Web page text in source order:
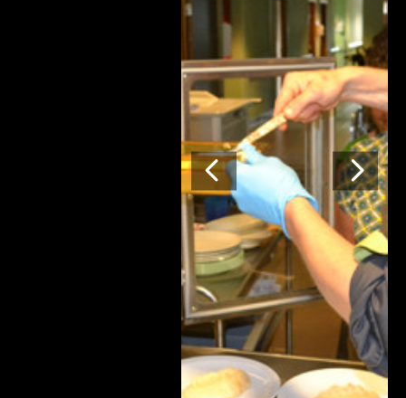
Vorige